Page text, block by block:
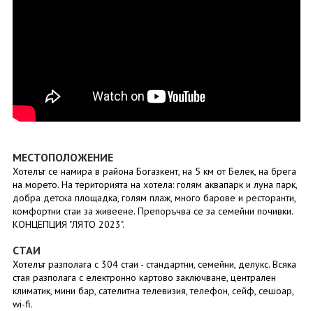
МЕСТОПОЛОЖЕНИЕ
Хотелът се намира в района Богазкент, на 5 км от Белек, на брега
на морето. На територията на хотела: голям аквапарк и луна парк,
добра детска площадка, голям плаж, много барове и ресторанти,
комфортни стаи за живеене. Препоръчва се за семейни почивки.
КОНЦЕПЦИЯ "ЛЯТО 2023".
СТАИ
Хотелът разполага с 304 стаи - стандартни, семейни, делукс. Всяка
стая разполага с електронно картово заключване, централен
климатик, мини бар, сателитна телевизия, телефон, сейф, сешоар,
wi-fi.